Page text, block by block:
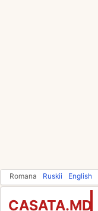
Romana Ruskii English
CASATA.MD